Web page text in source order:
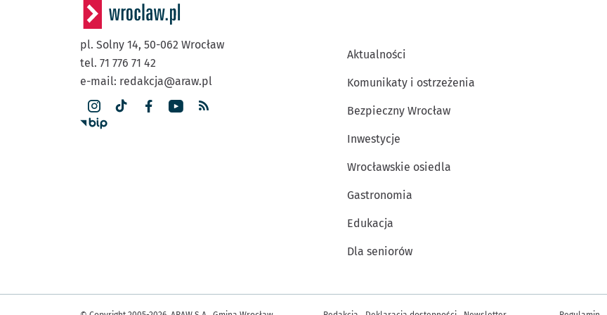
pl. Solny 14, 50-062 Wrocław
tel. 71 776 71 42
e-mail: redakcja@araw.pl
Aktualności
Komunikaty i ostrzeżenia
Bezpieczny Wrocław
Inwestycje
Wrocławskie osiedla
Gastronomia
Edukacja
Dla seniorów
Inne informacje